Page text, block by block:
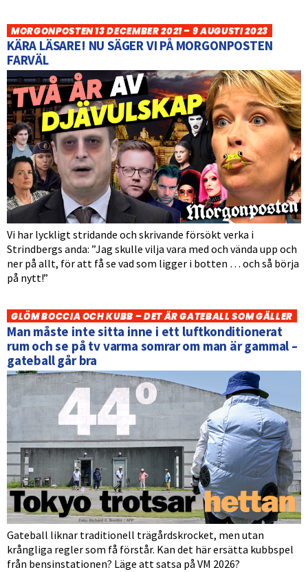
MORGONPOSTEN 13 DECEMBER 2021 – 9 AUGUSTI 2023
KÄRA LÄSARE! NU SÄGER VI PÅ MORGONPOSTEN
FARVÄL
Vi har lyckligt stridande och skrivande försökt verka i
Strindbergs anda: ”Jag skulle vilja vara med och vända upp och
ner på allt, för att få se vad som ligger i botten … och så börja
på nytt!”
GLÖM BOCCIA OCH KUBB – DET ÄR GATEBALL SOM GÄLLER
Man måste inte sitta inne i ett luftkonditionerat
rum och se på tv varma somrar om man är gammal –
gateball går bra
Gateball liknar traditionell trägårdskrocket, men utan
krångliga regler som få förstår. Kan det här ersätta kubbspel
från bensinstationen? Läge att satsa på VM 2026?